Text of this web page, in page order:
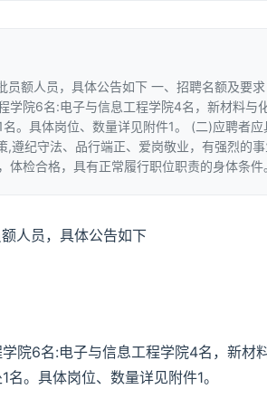
员额人员，具体公告如下 一、招聘名额及要
学院6名:电子与信息工程学院4名，新材料与
。具体岗位、数量详见附件1。 (二)应聘者
,遵纪守法、品行端正、爱岗敬业，有强烈的
体检合格，具有正常履行职位职责的身体条件
人员，具体公告如下
院6名:电子与信息工程学院4名，新材
。具体岗位、数量详见附件1。